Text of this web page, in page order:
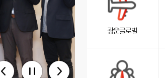
리
스
펼
광운글로벌
브
리